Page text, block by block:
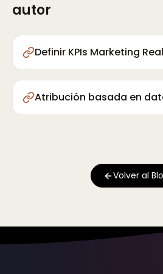
autor
Definir KPIs Marketing
Atribución basada en
Volver al